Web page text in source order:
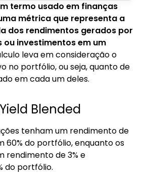
Blended
o Yield Blended
Yield Blended
do Yield Blended
termo usado em finanças
métrica que representa a
dos rendimentos gerados por
investimentos em um
leva em consideração o
no portfólio, ou seja, quanto de
em cada um deles.
Blended
tenham um rendimento de
60% do portfólio, enquanto os
rendimento de 3% e
do portfólio.